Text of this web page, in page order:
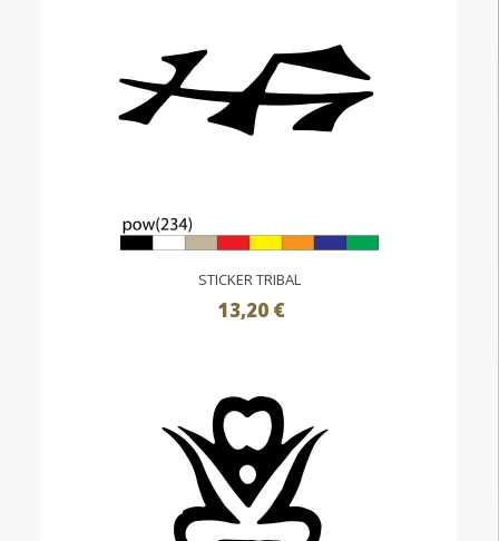
STICKER TRIBAL
13,20 €